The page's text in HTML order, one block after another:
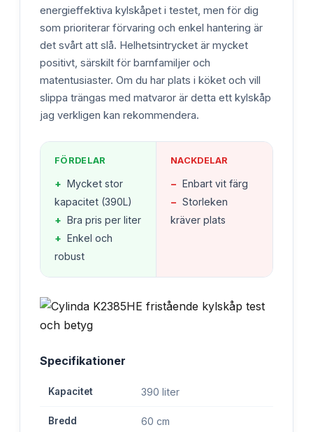
energieffektiva kylskåpet i testet, men för dig
som prioriterar förvaring och enkel hantering är
det svårt att slå. Helhetsintrycket är mycket
positivt, särskilt för barnfamiljer och
matentusiaster. Om du har plats i köket och vill
slippa trängas med matvaror är detta ett kylskåp
jag verkligen kan rekommendera.
FÖRDELAR
+ Mycket stor
kapacitet (390L)
+ Bra pris per liter
+ Enkel och
robust
NACKDELAR
− Enbart vit färg
− Storleken
kräver plats
Specifikationer
Kapacitet 390 liter
Bredd 60 cm